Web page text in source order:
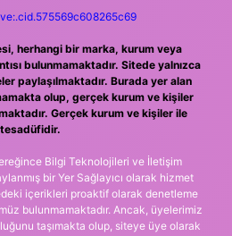
herhangi bir marka, kurum veya
bulunmamaktadır. Sitede yalnızca
paylaşılmaktadır. Burada yer alan
olup, gerçek kurum ve kişiler
Gerçek kurum ve kişiler ile
Bilgi Teknolojileri ve İletişim
bir Yer Sağlayıcı olarak hizmet
içerikleri proaktif olarak denetleme
bulunmamaktadır. Ancak, üyelerimiz
taşımakta olup, siteye üye olarak